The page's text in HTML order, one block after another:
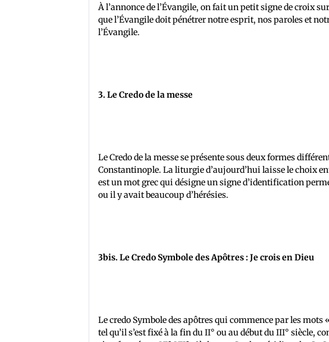
À l’annonce de l’Évangile, on fait un petit signe de croix
que l’Évangile doit pénétrer notre esprit, nos paroles et
l’Évangile.
3. Le Credo de la messe
Le Credo de la messe se présente sous deux formes
Constantinople. La liturgie d’aujourd’hui laisse le choix
est un mot grec qui désigne un signe d’identification
ou il y avait beaucoup d’hérésies.
3bis. Le Credo Symbole des Apôtres : Je crois en Dieu
Le credo Symbole des apôtres qui commence par les mots
tel qu’il s’est fixé à la fin du II° ou au début du III° siècle,